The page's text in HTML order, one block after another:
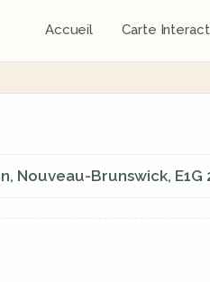
Accueil Carte
Nouveau-Brunswick, E1G